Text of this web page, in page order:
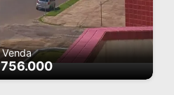
Venda